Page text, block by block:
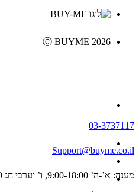
Ⓒ BUYME 2026
03-3737117
Support@buyme.co.il
מענה: א’-ה’ 9:00-18:00, ו’ וערבי חג 9:00-13:00